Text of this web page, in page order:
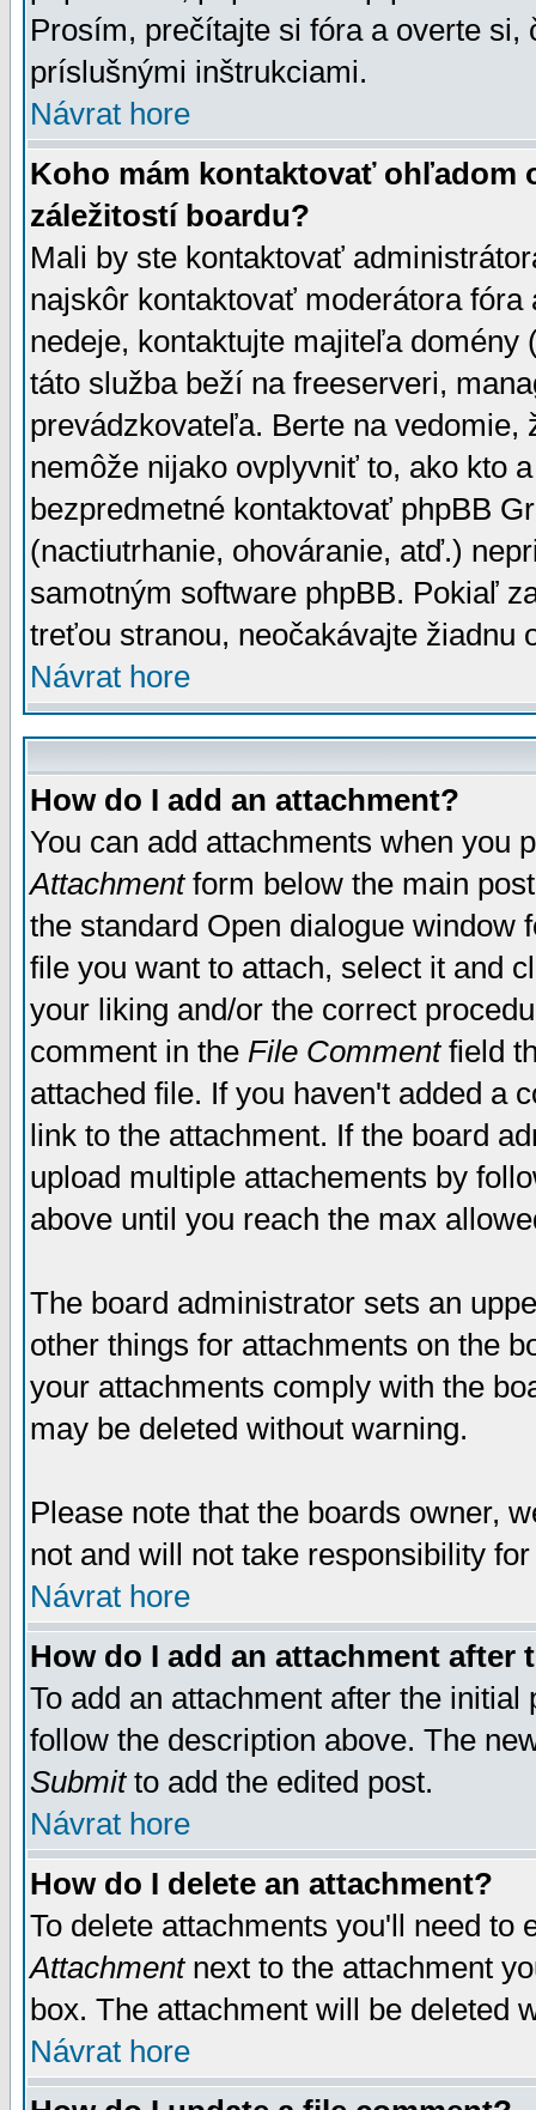
Prosím, prečítajte si fóra a overte
príslušnými inštrukciami.
Návrat hore
Koho mám kontaktovať ohľadom
záležitostí boardu?
Mali by ste kontaktovať
najskôr kontaktovať moderátora
nedeje, kontaktujte majiteľa
táto služba beží na freeserveri,
prevádzkovateľa. Berte na vedomie,
nemôže nijako ovplyvniť to, ako kto
bezpredmetné kontaktovať phpBB
(nactiutrhanie, ohováranie, atď.)
samotným software phpBB. Pokiaľ
treťou stranou, neočakávajte žiadnu
Návrat hore
How do I add an attachment?
You can add attachments when you
Attachmentform below the main
the standard Open dialogue window
file you want to attach, select it and
your liking and/or the correct
comment in the File Commentfield
attached file. If you haven't added a
link to the attachment. If the board
upload multiple attachements by
above until you reach the max
The board administrator sets an
other things for attachments on the
your attachments comply with the
may be deleted without warning.
Please note that the boards owner,
not and will not take responsibility
Návrat hore
How do I add an attachment after
To add an attachment after the
follow the description above. The
Submitto add the edited post.
Návrat hore
How do I delete an attachment?
To delete attachments you'll need
Attachmentnext to the attachment
box. The attachment will be deleted
Návrat hore